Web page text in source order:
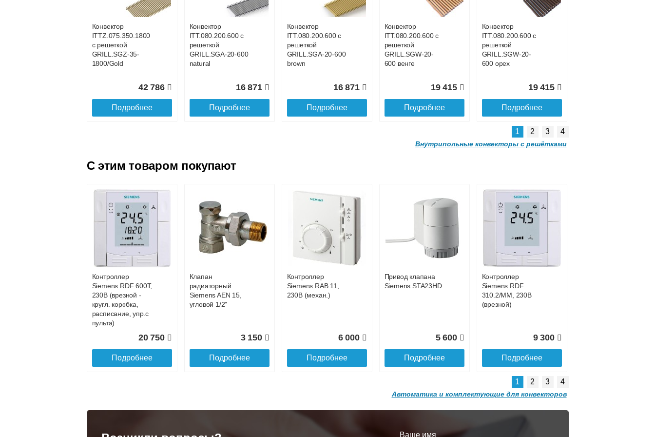
GRILL.SGWL-16-
25 101
Подробнее
GRILL.SGWL-16-
27 026
Подробнее
GRILL.SGWL-16-
29 122
GRILL.SGWL-16-
31 052
Подробнее
GRILL.SGWL-16-
32 963
Подробнее
с решеткой
GRILL.SGWL-16-
1600 орех.
34 891
Подробнее
Конвектор
GRILL.SGWL-16-
1700 орех.
36 818
Подробнее
с решеткой
GRILL.SGWL-16-
38 752
Подробнее
GRILL.SGWL-16-
40 681
Подробнее
с решеткой
GRILL.SGWL-16-
2000 орех.
42 755
Подробнее
Конвектор
ITTZ.075.350.1800
с решеткой
GRILL.SGZ-35-
1800/Gold
42 786
Подробнее
Конвектор
ITT.080.200.600 с
решеткой
GRILL.SGA-20-600
natural
16 871
Подробнее
Конвектор
ITT.080.200.600 с
решеткой
GRILL.SGA-20-600
brown
16 871
Подробнее
Конвектор
ITT.080.200.600 с
решеткой
GRILL.SGW-20-
600 венге
19 415
Подробнее
Конвектор
ITT.080.200.600 с
решеткой
GRILL.SGW-20-
600 орех
19 415
Подробнее
Конвектор
ITT.080.200.1200 с
решеткой
GRILL.SGA-20-
1200 natural
Подробнее
Конвектор
ITT.080.200.600 с
решеткой
GRILL.SGA-20-600
Подробнее
Конвектор
ITT.080.200.1200 с
решеткой
GRILL.SGA-20-
1200 brown
Подробнее
ITT.080.200.1200 с
решеткой
GRILL.SGW-20-
32 501
Конвектор
решеткой
GRILL.SGW-20-
1200 орех
Подробнее
Конвектор
Конвектор
Конвектор
ITT.080.200.1200 с
Конвектор
решеткой
Конвектор
1 2 3 4
Внутрипольные конвекторы с решётками
C этим товаром покупают
Контроллер
Siemens RDF 600Т,
230В (врезной -
кругл. коробка,
расписание, упр.с
пульта)
20 750
Подробнее
Клапан
радиаторный
Siemens AEN 15,
угловой 1/2"
3 150
Подробнее
Контроллер
Siemens RAB 11,
230В (механ.)
6 000
Подробнее
Привод клапана
Siemens STA23HD
5 600
Подробнее
Контроллер
Siemens RDF
310.2/MM, 230В
(врезной)
9 300
Подробнее
1 2 3 4
Автоматика и комплектующие для конвекторов
Ваше имя